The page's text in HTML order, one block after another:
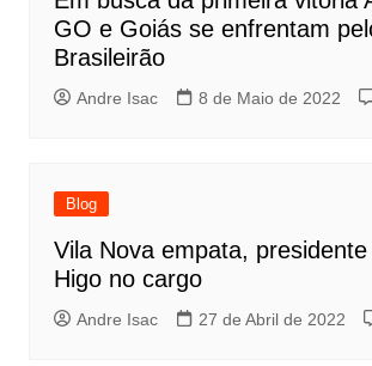
GO e Goiás se enfrentam
Brasileirão
Andre Isac 8 de Maio de 2022
Blog
Vila Nova empata,
Higo no cargo
Andre Isac 27 de Abril de 2022